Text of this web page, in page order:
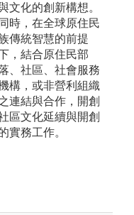
文化的創新構想。
同時，在全球原住民
傳統智慧的前提
，結合原住民部
、社區、社會服務
構，或非營利組織
連結與合作，開創
區文化延續與開創
實務工作。